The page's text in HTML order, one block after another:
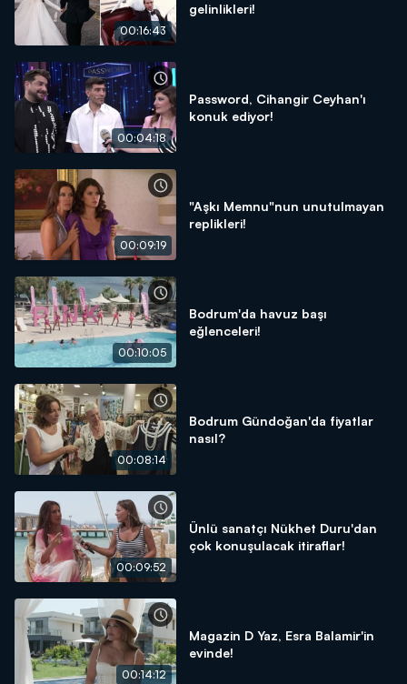
00:16:43
gelinlikleri!
00:04:18
Password, Cihangir Ceyhan'ı
konuk ediyor!
00:09:19
"Aşkı Memnu"nun unutulmayan
replikleri!
00:10:05
Bodrum'da havuz başı
eğlenceleri!
00:08:14
Bodrum Gündoğan'da fiyatlar
nasıl?
00:09:52
Ünlü sanatçı Nükhet Duru'dan
çok konuşulacak itiraflar!
00:14:12
Magazin D Yaz, Esra Balamir'in
evinde!